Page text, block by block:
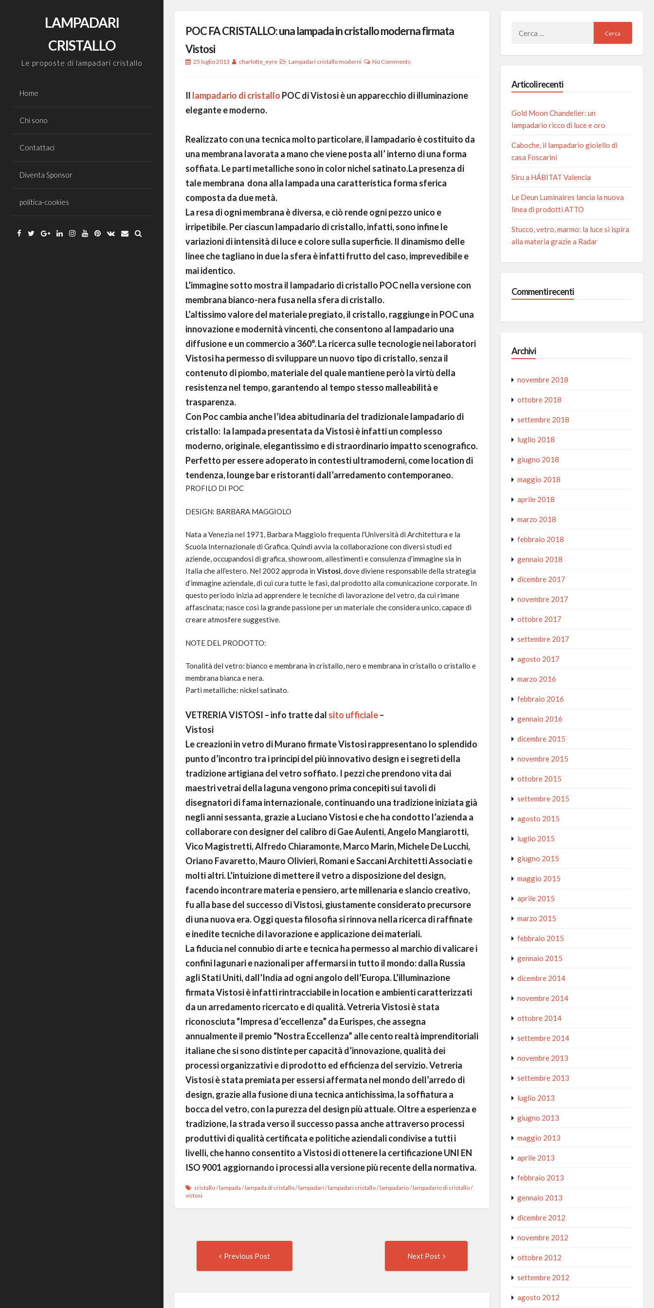
LAMPADARI
CRISTALLO
Le proposte di lampadari cristallo
Home
Chi sono
Contattaci
Diventa Sponsor
politica-cookies
Facebook
TwitterGoogleLinkedinInstagramYouTubePinterest
VK Email
POC FA CRISTALLO: una lampada in cristallo moderna firmata
Vistosi
25 luglio 2013 charlotte_eyre Lampadari cristallo moderni No Comments
Il lampadario di cristallo POC di Vistosi è un apparecchio di illuminazione
elegante e moderno.
Realizzato con una tecnica molto particolare, il lampadario è costituito da
una membrana lavorata a mano che viene posta all’ interno di una forma
soffiata. Le parti metalliche sono in color nichel satinato.La presenza di
tale membrana dona alla lampada una caratteristica forma sferica
composta da due metà.
La resa di ogni membrana è diversa, e ciò rende ogni pezzo unico e
irripetibile. Per ciascun lampadario di cristallo, infatti, sono infine le
variazioni di intensità di luce e colore sulla superficie. Il dinamismo delle
linee che tagliano in due la sfera è infatti frutto del caso, imprevedibile e
mai identico.
L’immagine sotto mostra il lampadario di cristallo POC nella versione con
membrana bianco-nera fusa nella sfera di cristallo.
L’altissimo valore del materiale pregiato, il cristallo, raggiunge in POC una
innovazione e modernità vincenti, che consentono al lampadario una
diffusione e un commercio a 360°. La ricerca sulle tecnologie nei laboratori
Vistosi ha permesso di sviluppare un nuovo tipo di cristallo, senza il
contenuto di piombo, materiale del quale mantiene però la virtù della
resistenza nel tempo, garantendo al tempo stesso malleabilità e
trasparenza.
Con Poc cambia anche l’idea abitudinaria del tradizionale lampadario di
cristallo: la lampada presentata da Vistosi è infatti un complesso
moderno, originale, elegantissimo e di straordinario impatto scenografico.
Perfetto per essere adoperato in contesti ultramoderni, come location di
tendenza, lounge bar e ristoranti dall’arredamento contemporaneo.
PROFILO DI POC
DESIGN: BARBARA MAGGIOLO
Nata a Venezia nel 1971, Barbara Maggiolo frequenta l’Università di Architettura e la
Scuola Internazionale di Grafica. Quindi avvia la collaborazione con diversi studi ed
aziende, occupandosi di grafica, showroom, allestimenti e consulenza d’immagine sia in
Italia che all’estero. Nel 2002 approda in Vistosi, dove diviene responsabile della strategia
d’immagine aziendale, di cui cura tutte le fasi, dal prodotto alla comunicazione corporate. In
questo periodo inizia ad apprendere le tecniche di lavorazione del vetro, da cui rimane
affascinata; nasce così la grande passione per un materiale che considera unico, capace di
creare atmosfere suggestive.
NOTE DEL PRODOTTO:
Tonalità del vetro: bianco e membrana in cristallo, nero e membrana in cristallo o cristallo e
membrana bianca e nera.
Parti metalliche: nickel satinato.
VETRERIA VISTOSI – info tratte dal sito ufficiale–
Vistosi
Le creazioni in vetro di Murano firmate Vistosi rappresentano lo splendido
punto d’incontro tra i principi del più innovativo design e i segreti della
tradizione artigiana del vetro soffiato. I pezzi che prendono vita dai
maestri vetrai della laguna vengono prima concepiti sui tavoli di
disegnatori di fama internazionale, continuando una tradizione iniziata già
negli anni sessanta, grazie a Luciano Vistosi e che ha condotto l’azienda a
collaborare con designer del calibro di Gae Aulenti, Angelo Mangiarotti,
Vico Magistretti, Alfredo Chiaramonte, Marco Marin, Michele De Lucchi,
Oriano Favaretto, Mauro Olivieri, Romani e Saccani Architetti Associati e
molti altri. L’intuizione di mettere il vetro a disposizione del design,
facendo incontrare materia e pensiero, arte millenaria e slancio creativo,
fu alla base del successo di Vistosi, giustamente considerato precursore
di una nuova era. Oggi questa filosofia si rinnova nella ricerca di raffinate
e inedite tecniche di lavorazione e applicazione dei materiali.
La fiducia nel connubio di arte e tecnica ha permesso al marchio di valicare i
confini lagunari e nazionali per affermarsi in tutto il mondo: dalla Russia
agli Stati Uniti, dall’India ad ogni angolo dell’Europa. L’illuminazione
firmata Vistosi è infatti rintracciabile in location e ambienti caratterizzati
da un arredamento ricercato e di qualità. Vetreria Vistosi è stata
riconosciuta “Impresa d’eccellenza” da Eurispes, che assegna
annualmente il premio “Nostra Eccellenza” alle cento realtà imprenditoriali
italiane che si sono distinte per capacità d’innovazione, qualità dei
processi organizzativi e di prodotto ed efficienza del servizio. Vetreria
Vistosi è stata premiata per essersi affermata nel mondo dell’arredo di
design, grazie alla fusione di una tecnica antichissima, la soffiatura a
bocca del vetro, con la purezza del design più attuale. Oltre a esperienza e
tradizione, la strada verso il successo passa anche attraverso processi
produttivi di qualità certificata e politiche aziendali condivise a tutti i
livelli, che hanno consentito a Vistosi di ottenere la certificazione UNI EN
ISO 9001 aggiornando i processi alla versione più recente della normativa.
cristallo/lampada /lampada di cristallo/lampadari/lampadari cristallo/lampadario/lampadario di cristallo/
vistosi
Post
navigation
Previous Post Next Post
Articoli recenti
Gold Moon Chandelier: un
lampadario ricco di luce e oro
Caboche, il lampadario gioiello di
casa Foscarini
Siru a HÁBITAT Valencia
Le Deun Luminaires lancia la nuova
linea di prodotti ATTO
Stucco, vetro, marmo: la luce si ispira
alla materia grazie a Radar
Commenti recenti
Archivi
novembre 2018
ottobre 2018
settembre 2018
luglio 2018
giugno 2018
maggio 2018
aprile 2018
marzo 2018
febbraio 2018
gennaio 2018
dicembre 2017
novembre 2017
ottobre 2017
settembre 2017
agosto 2017
marzo 2016
febbraio 2016
gennaio 2016
dicembre 2015
novembre 2015
ottobre 2015
settembre 2015
agosto 2015
luglio 2015
giugno 2015
maggio 2015
aprile 2015
marzo 2015
febbraio 2015
gennaio 2015
dicembre 2014
novembre 2014
ottobre 2014
settembre 2014
novembre 2013
settembre 2013
luglio 2013
giugno 2013
maggio 2013
aprile 2013
febbraio 2013
gennaio 2013
dicembre 2012
novembre 2012
ottobre 2012
settembre 2012
agosto 2012